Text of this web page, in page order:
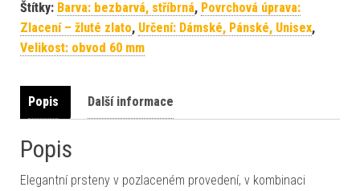
Štítky: Barva: bezbarvá, stříbrná, Povrchová úprava:
Zlacení – žluté zlato, Určení: Dámské, Pánské, Unisex,
Velikost: obvod 60 mm
Popis Další informace
Popis
Elegantní prsteny v pozlaceném provedení, v kombinaci